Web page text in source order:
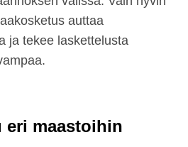
auttaa
ja tekee laskettelusta
eri maastoihin